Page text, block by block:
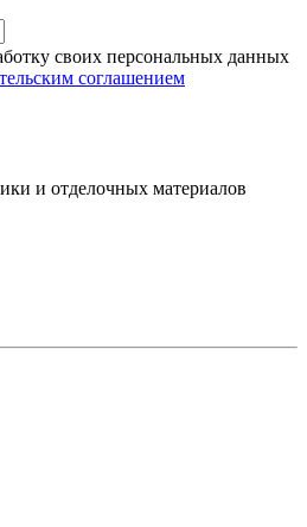
своих персональных данных
соглашением
и отделочных материалов